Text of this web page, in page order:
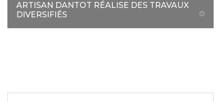
ARTISAN DANTOT RÉALISE DES TRAVAUX
DIVERSIFIÉS